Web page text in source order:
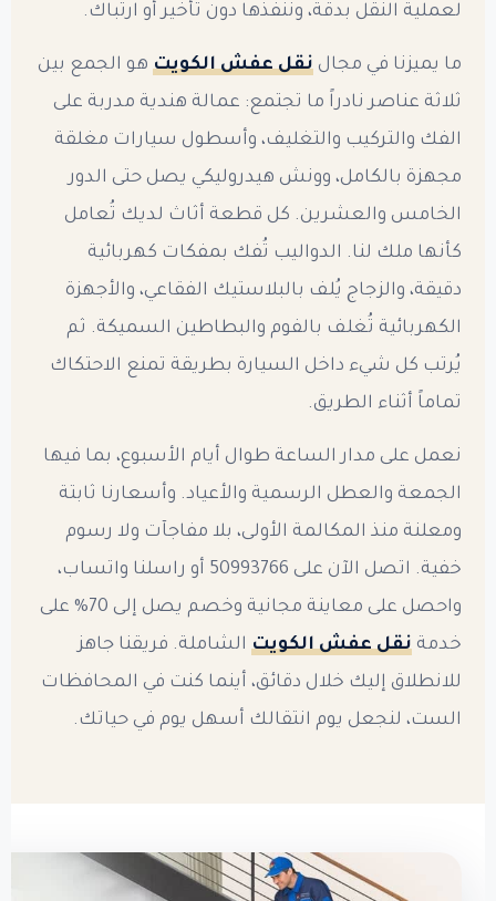
لعملية النقل بدقة، وننفذها دون تأخير أو ارتباك.
ما يميزنا في مجالنقل عفش الكويت هو الجمع بين
ثلاثة عناصر نادراً ما تجتمع: عمالة هندية مدربة على
الفك والتركيب والتغليف، وأسطول سيارات مغلقة
مجهزة بالكامل، وونش هيدروليكي يصل حتى الدور
الخامس والعشرين. كل قطعة أثاث لديك تُعامل
كأنها ملك لنا. الدواليب تُفك بمفكات كهربائية
دقيقة، والزجاج يُلف بالبلاستيك الفقاعي، والأجهزة
الكهربائية تُغلف بالفوم والبطاطين السميكة. ثم
يُرتب كل شيء داخل السيارة بطريقة تمنع الاحتكاك
تماماً أثناء الطريق.
نعمل على مدار الساعة طوال أيام الأسبوع، بما فيها
الجمعة والعطل الرسمية والأعياد. وأسعارنا ثابتة
ومعلنة منذ المكالمة الأولى، بلا مفاجآت ولا رسوم
خفية. اتصل الآن على 50993766 أو راسلنا واتساب،
واحصل على معاينة مجانية وخصم يصل إلى 70% على
خدمةنقل عفش الكويت الشاملة. فريقنا جاهز
للانطلاق إليك خلال دقائق، أينما كنت في المحافظات
الست، لنجعل يوم انتقالك أسهل يوم في حياتك.